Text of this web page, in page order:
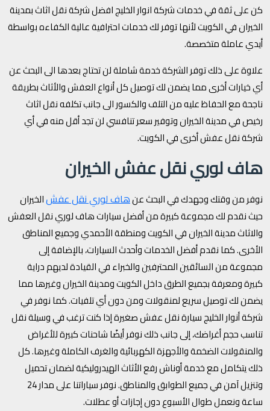
كن على ثقة في خدمات شركة انوار الخليج افضل شركة نقل اثاث بمدينة
الخيران في الكويت لأنها توفر لك خدمات احترافية عالية الكفاءه بواسطة
أيدي عاملة متخصصة.
علاوة على ذلك توفر الشركة خدمة شاملة لن تحتاج بعدها الى البحث عن
أي خيارات أخرى مما يضمن لك توصيل كل أنواع العفش والأثاث بطريقة
ناجحة مع الحفاظ عليه من التلف والكسور الى جانب تكلفه نقل اثاث
رخيص في مدينة الخيران وتوفير سعر تنافسي لن تجد أقل منه في أي
شركة نقل عفش أخرى في الكويت.
هاف لوري نقل عفش الخيران
نوفر من وقتك وجهدك في البحث عنهاف لوري نقل عفشالخيران
حيث نقدم لك مجموعة كبيرة من أفضل سيارات هاف لوري نقل العفش
والاثاث مدينة الخيران في الكويت ومنطقة الأحمدي وجميع المناطق
الأخرى. كما نقدم أفضل الخدمات وأحدث السيارات، بالإضافة إلى
مجموعة من السائقين المحترفين والخبراء في القيادة لديهم دراية
كبيرة ومعرفة بجميع الطرق داخل الكويت ومدينة الخيران وغيرها مما
يضمن لك توصيل سريع لمنقولات ومن دون أي تلفيات. كما نوفر في
شركة أنوار الخليج سيارة نقل عفش صغيرة إذا كنت ترغب في وسيلة نقل
تناسب حجم أغراضك، إلى جانب ذلك نوفر أيضًا شاحنات كبيرة للأغراض
والمنقولات الضخمة والأجهزة الكهربائية والغرف الكاملة وغيرها. كل
ذلك يتكامل مع خدمة أوناش رفع الأثاث الهيدروليكية لضمان تحميل
وتنزيل آمن في جميع الطوابق والمناطق. نوفر سياراتنا على مدار 24
ساعة ونعمل طوال الأسبوع دون إجازات أو عطلات.